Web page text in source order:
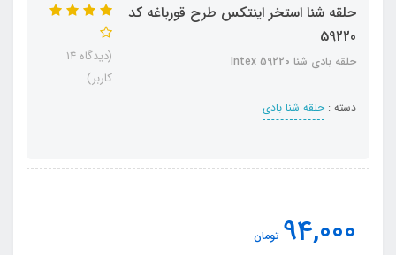
حلقه شنا استخر اینتکس طرح قورباغه کد
59220
حلقه بادی شنا Intex 59220
دسته : حلقه شنا بادی
(دیدگاه 14
کاربر)
94,000 تومان